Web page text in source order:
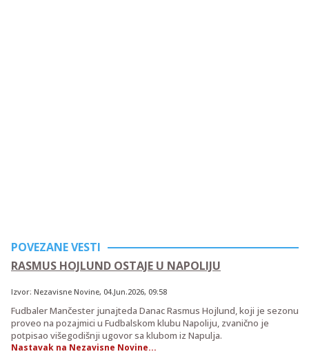
POVEZANE VESTI
RASMUS HOJLUND OSTAJE U NAPOLIJU
Izvor: Nezavisne Novine, 04.Jun.2026, 09:58
Fudbaler Mančester junajteda Danac Rasmus Hojlund, koji je sezonu
proveo na pozajmici u Fudbalskom klubu Napoliju, zvanično je
potpisao višegodišnji ugovor sa klubom iz Napulja.
Nastavak na Nezavisne Novine...